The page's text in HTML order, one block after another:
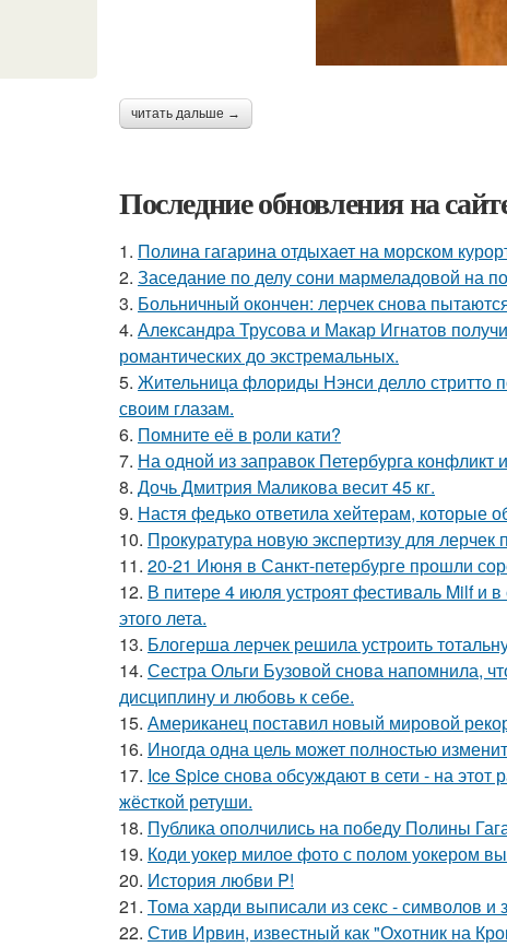
читать дальше →
Последние обновления на
1. Полина гагарина отдыхает на морском
2. Заседание по делу сони мармеладовой на
3. Больничный окончен: лерчек снова
4. Александра Трусова и Макар Игнатов
романтических до экстремальных.
5. Жительница флориды Нэнси делло стритто
своим глазам.
6. Помните её в роли кати?
7. На одной из заправок Петербурга
8. Дочь Дмитрия Маликова весит 45 кг.
9. Настя федько ответила хейтерам, которые
10. Прокуратура новую экспертизу для
11. 20-21 Июня в Санкт-петербурге прошли
12. В питере 4 июля устроят фестиваль Milf и
этого лета.
13. Блогерша лерчек решила устроить
14. Сестра Ольги Бузовой снова напомнила,
дисциплину и любовь к себе.
15. Американец поставил новый мировой
16. Иногда одна цель может полностью
17. Ice Spice снова обсуждают в сети - на этот
жёсткой ретуши.
18. Публика ополчились на победу Полины
19. Коди уокер милое фото с полом уокером
20. История любви P!
21. Тома харди выписали из секс - символов и
22. Стив Ирвин, известный как "Охотник на